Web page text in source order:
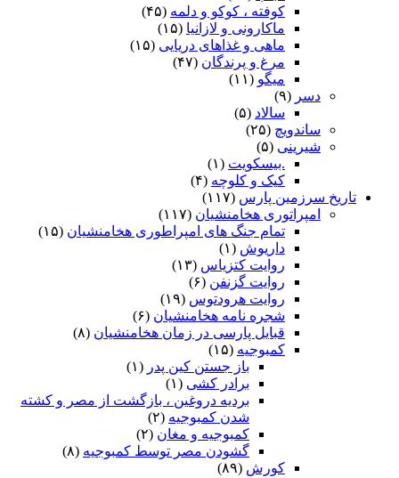
کوفته ، کوکو و دلمه (۴۵)
ماکارونی و لازانیا (۱۵)
ماهی و غذاهای دریایی (۱۵)
مرغ و پرندگان (۴۷)
میگو (۱۱)
دسر (۹)
سالاد (۵)
ساندویچ (۲۵)
شیرینی (۵)
.بیسکویت (۱)
کیک و کلوچه (۴)
تاریخ سرزمین پارس (۱۱۷)
امپراتوری هخامنشیان (۱۱۷)
تمام جنگ های امپراطوری هخامنشیان (۱۵)
داریوش (۱)
روایت کتزیاس (۱۳)
روایت گزنفن (۶)
روایت هرودتوس (۱۹)
شجره نامه هخامنشیان (۶)
قبایل پارسی در زمان هخامنشیان (۸)
کمبوجیه (۱۵)
باز جستن کین پدر (۱)
برادر کشی (۱)
بردیه دروغین ، بازگشت از مصر و کشته
شدن کمبوجیه (۲)
کمبوجیه و مغان (۲)
گشودن مصر توسط کمبوجیه (۸)
کورش (۸۹)